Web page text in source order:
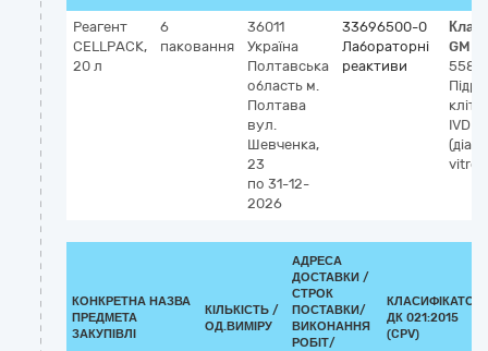
Реагент
CELLPАСК,
20 л
6
паковання
36011
Україна
Полтавська
область м.
Полтава
вул.
Шевченка,
23
по 31-12-
2026
33696500-0
Лабораторні
реактиви
IVD
vitro),
КОНКРЕТНА НАЗВА
ПРЕДМЕТА
ЗАКУПІВЛІ
КІЛЬКІСТЬ /
ОД.ВИМІРУ
АДРЕСА
ДОСТАВКИ /
СТРОК
ПОСТАВКИ/
ВИКОНАННЯ
РОБІТ/
КЛАСИФІКАТОР
ДК 021:2015
(CPV)